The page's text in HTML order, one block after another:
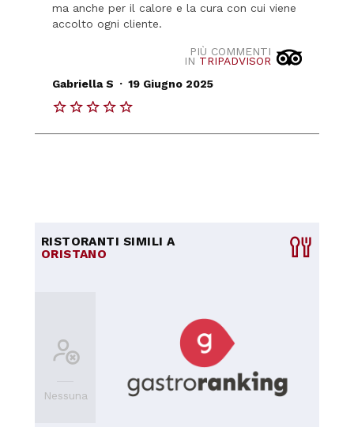
ma anche per il calore e la cura con cui viene
accolto ogni cliente.
PIÙ COMMENTI
IN TRIPADVISOR
Gabriella S . 19 Giugno 2025
RISTORANTI SIMILI A
ORISTANO
Nessuna